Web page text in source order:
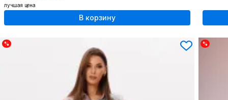
лучшая цена
В корзину
% %